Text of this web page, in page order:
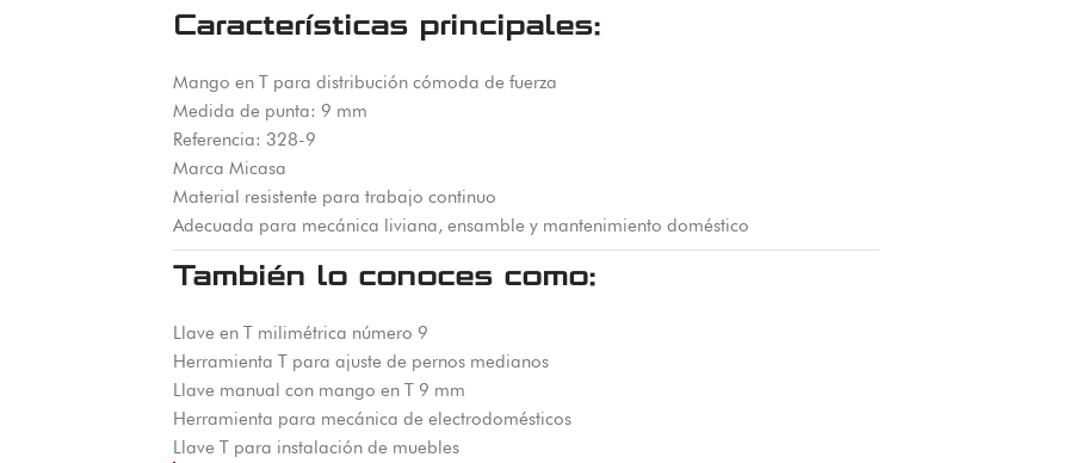
Características principales:
Mango en T para distribución cómoda de fuerza
Medida de punta: 9 mm
Referencia: 328-9
Marca Micasa
Material resistente para trabajo continuo
Adecuada para mecánica liviana, ensamble y mantenimiento doméstico
También lo conoces como:
Llave en T milimétrica número 9
Herramienta T para ajuste de pernos medianos
Llave manual con mango en T 9 mm
Herramienta para mecánica de electrodomésticos
Llave T para instalación de muebles